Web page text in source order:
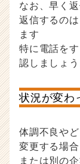
なお、早く
返信するの
ます
特に電話を
認しましょう
状況が変わ
体調不良や
変更する場合
または別の